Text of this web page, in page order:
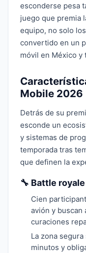
esconderse pesa
juego que premia
equipo, no solo
convertido en un
móvil en México y
Mobile 2026
Detrás de su
esconde un
y sistemas de
temporada tras
que definen la
🔧 Battle
Cien
avión y buscan
curaciones
La zona
minutos y